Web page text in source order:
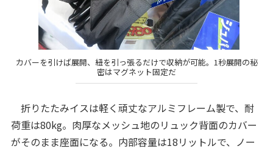
カバーを引けば展開、紐を引っ張るだけで収納が可能。1秒展開の秘
密はマグネット固定だ
折りたたみイスは軽く頑丈なアルミフレーム製で、耐
荷重は80kg。肉厚なメッシュ地のリュック背面のカバー
がそのまま座面になる。内部容量は18リットルで、ノー